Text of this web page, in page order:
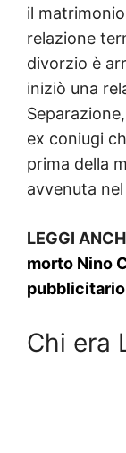
il
relazione
divorzio è
iniziò una
ex coniugi
prima della
avvenuta nel
LEGGI
morto Nino
pubblicitario
Chi era